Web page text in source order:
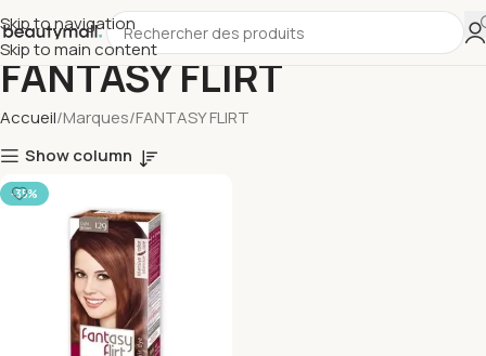
Skip to navigation
Skip to main content
FANTASY FLIRT
Accueil Marques FANTASY FLIRT
Show column
-35%